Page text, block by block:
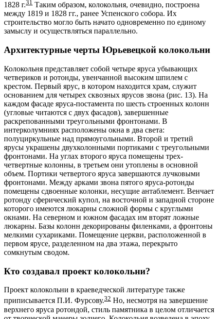
1828 г.31 Таким образом, колокольня, очевидно, построена
между 1819 и 1828 гг., ранее Успенского собора. Их
строительство могло быть начато одновременно по единому
замыслу и осуществляться параллельно.
Архитектурные черты Юрьевецкой колокольни
Колокольня представляет собой четыре яруса убывающих
четвериков и ротонды, увенчанной высоким шпилем с
крестом. Первый ярус, в котором находится храм, служит
основанием для четырех сквозных ярусов звона (рис. 13). На
каждом фасаде яруса-постамента по шесть строенных колонн
(угловые читаются с двух фасадов), завершенные
раскрепованными треугольными фронтонами. В
интерколумниях расположены окна в два света:
полуциркульные над прямоугольными. Второй и третий
ярусы украшены двухколонными портиками с треугольными
фронтонами. На углах второго яруса помещены трех-
четвертные колонны, в третьем они утоплены в основной
объем. Портики четвертого яруса завершаются лучковыми
фронтонами. Между арками звона пятого яруса-ротонды
помещены сдвоенные колонки, несущие антаблемент. Венчает
ротонду сферический купол, на восточной и западной стороне
которого имеются люкарны сложной формы с круглыми
окнами. На северном и южном фасадах им вторят ложные
люкарны. Базы колонн декорированы филенками, а фронтоны
мелкими сухариками. Помещение церкви, расположенной в
первом ярусе, разделенном на два этажа, перекрыто
сомкнутым сводом.
Кто создавал проект колокольни?
Проект колокольни в краеведческой литературе также
приписывается П.И. Фурсову.32 Но, несмотря на завершение
верхнего яруса ротондой, стиль памятника в целом отличается